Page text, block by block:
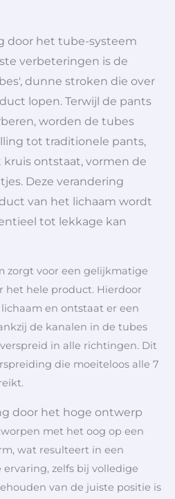
door het tube-systeem
verbeteringen is de
dunne stroken die over
lopen. Terwijl de pants
worden de tubes
tot traditionele pants,
kruis ontstaat, vormen de
Deze verandering
van het lichaam wordt
tot lekkage kan
zorgt voor een gelijkmatige
het hele product. Hierdoor
en ontstaat er een
de kanalen in de tubes
in alle richtingen. Dit
die moeiteloos alle 7
door het hoge ontwerp
met het oog op een
wat resulteert in een
zelfs bij volledige
van de juiste positie is